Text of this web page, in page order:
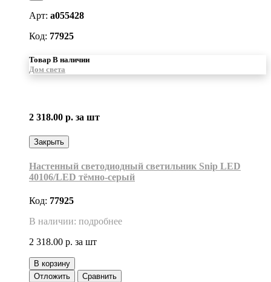
Арт: a055428
Код: 77925
Товар В наличии
Дом света
2 318.00 р. за шт
Закрыть
Настенный светодиодный светильник Snip LED
40106/LED тёмно-серый
Код: 77925
В наличии: подробнее
2 318.00 р. за шт
В корзину
Отложить
Сравнить